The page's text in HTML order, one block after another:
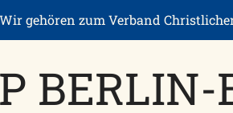
Wir gehören zum Verband
BERLIN-